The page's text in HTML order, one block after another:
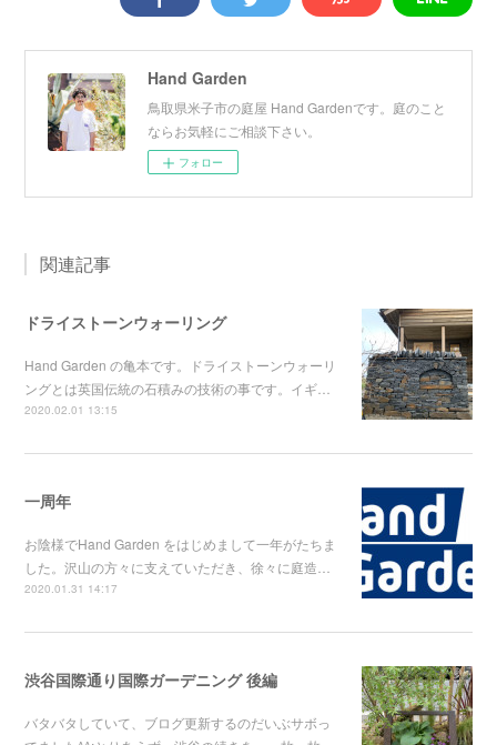
Hand Garden
鳥取県米子市の庭屋 Hand Gardenです。庭のこと
ならお気軽にご相談下さい。
フォロー
関連記事
ドライストーンウォーリング
Hand Garden の亀本です。ドライストーンウォーリ
ングとは英国伝統の石積みの技術の事です。イギ…
2020.02.01 13:15
一周年
お陰様でHand Garden をはじめまして一年がたちま
した。沢山の方々に支えていただき、徐々に庭造…
2020.01.31 14:17
渋谷国際通り国際ガーデニング 後編
バタバタしていて、ブログ更新するのだいぶサボっ